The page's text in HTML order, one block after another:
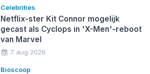
Celebrities
Netflix-ster Kit Connor mogelijk
gecast als Cyclops in 'X-Men'-reboot
van Marvel
7 aug 2026
Bioscoop